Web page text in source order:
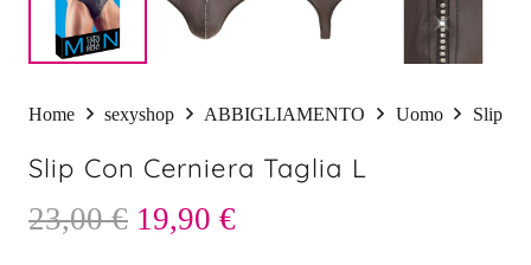
Home sexyshop ABBIGLIAMENTO Uomo Slip
Slip Con Cerniera Taglia L
23,00€ Il
19,90 €